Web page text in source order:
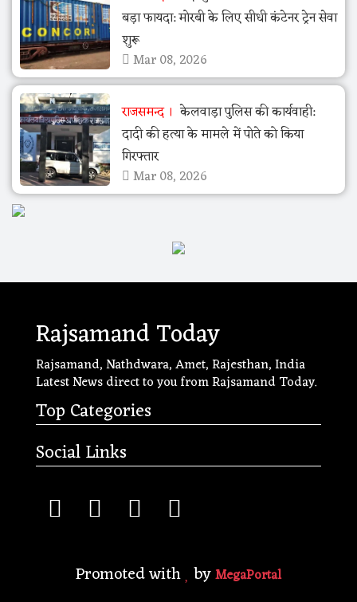
बड़ा फायदा: मोरबी के लिए सीधी कंटेनर ट्रेन सेवा
शुरू
Mar 08, 2026
राजसमन्द
केलवाड़ा पुलिस की कार्यवाही:
दादी की हत्या के मामले में पोते को किया
गिरफ्तार
Mar 08, 2026
Rajsamand Today
Rajsamand, Nathdwara, Amet, Rajesthan, India
Latest News direct to you from Rajsamand Today.
Top Categories
Social Links
Promoted with byMegaPortal